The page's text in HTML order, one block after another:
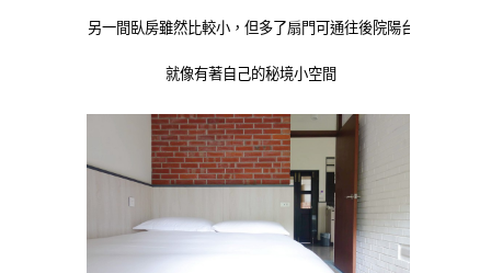
另一間臥房雖然比較小，但多了扇門可通往後院陽台
就像有著自己的秘境小空間